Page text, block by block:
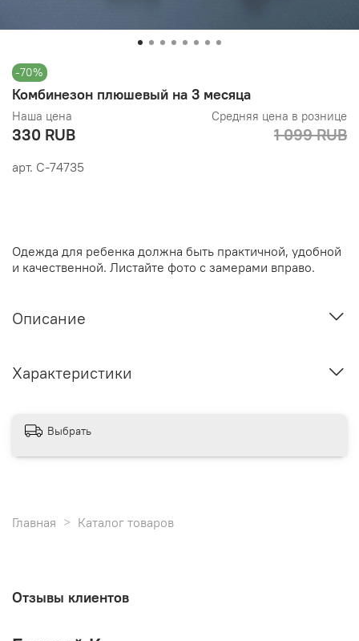
-70%
арт. С-74735
Комбинезон плюшевый на 3 месяца
Наша цена
330 RUB
Средняя цена в рознице
1 099 RUB
Одежда для ребенка должна быть практичной, удобной
и качественной. Листайте фото с замерами вправо.
Описание
Характеристики
Выбрать
Главная Каталог товаров
Отзывы клиентов